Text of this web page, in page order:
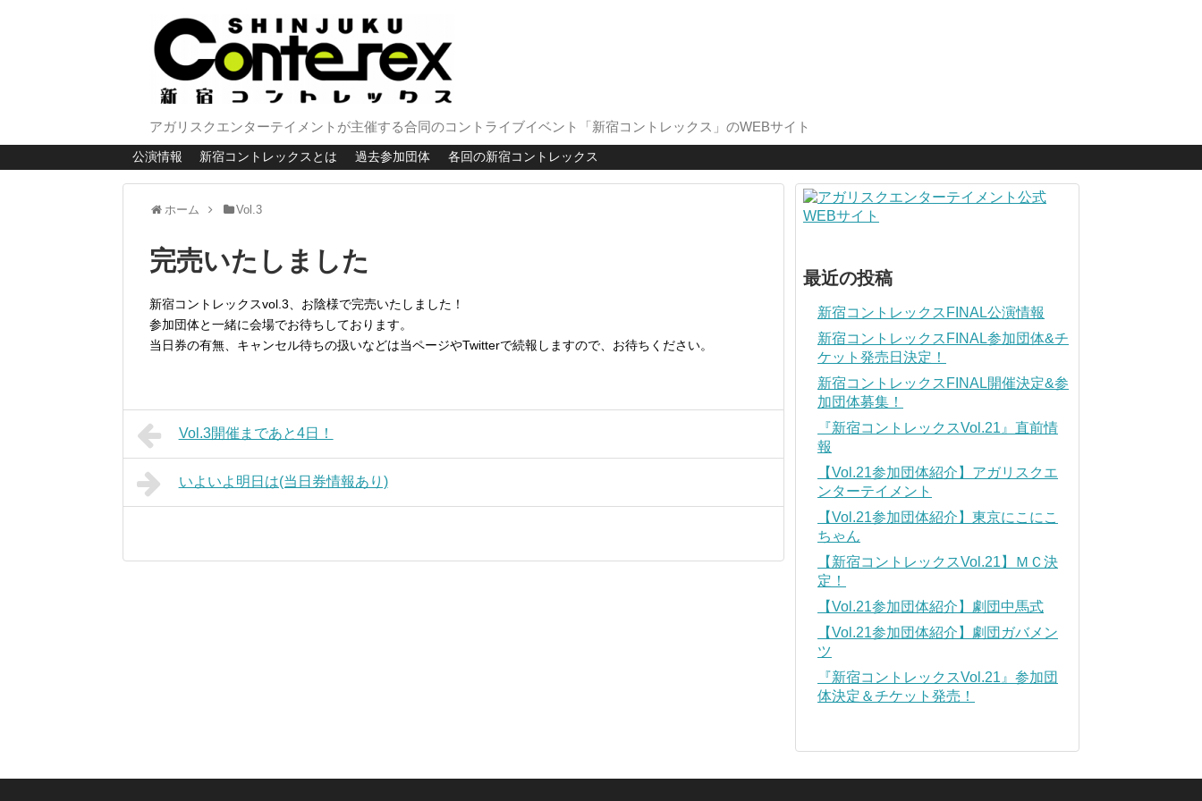
アガリスクエンターテイメントが主催する合同のコントライブイベント「新宿コントレックス」のWEBサイト
公演情報 新宿コントレックスとは 過去参加団体 各回の新宿コントレックス
ホーム Vol.3
完売いたしました
新宿コントレックスvol.3、お陰様で完売いたしました！
参加団体と一緒に会場でお待ちしております。
当日券の有無、キャンセル待ちの扱いなどは当ページやTwitterで続報しますので、お待ちください。
Vol.3開催まであと4日！
いよいよ明日は(当日券情報あり)
最近の投稿
新宿コントレックスFINAL公演情報
新宿コントレックスFINAL参加団体&チ
ケット発売日決定！
新宿コントレックスFINAL開催決定&参
加団体募集！
『新宿コントレックスVol.21』直前情
報
【Vol.21参加団体紹介】アガリスクエ
ンターテイメント
【Vol.21参加団体紹介】東京にこにこ
ちゃん
【新宿コントレックスVol.21】ＭＣ決
定！
【Vol.21参加団体紹介】劇団中馬式
【Vol.21参加団体紹介】劇団ガバメン
ツ
『新宿コントレックスVol.21』参加団
体決定＆チケット発売！